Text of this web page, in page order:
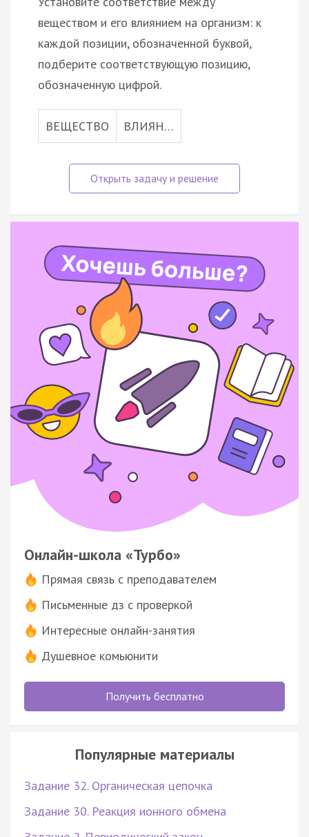
веществом и его влиянием на организм: к
каждой позиции, обозначенной буквой,
подберите соответствующую позицию,
обозначенную цифрой.
ВЕЩЕСТВО ВЛИЯН…
Онлайн-школа «Турбо»
Прямая связь с преподавателем
Письменные дз с проверкой
Интересные онлайн-занятия
Душевное комьюнити
Получить бесплатно
Популярные материалы
Задание 32. Органическая цепочка
Задание 30. Реакция ионного обмена